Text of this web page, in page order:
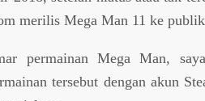
merilis Mega Man 11 ke
permainan Mega Man,
tersebut dengan akun